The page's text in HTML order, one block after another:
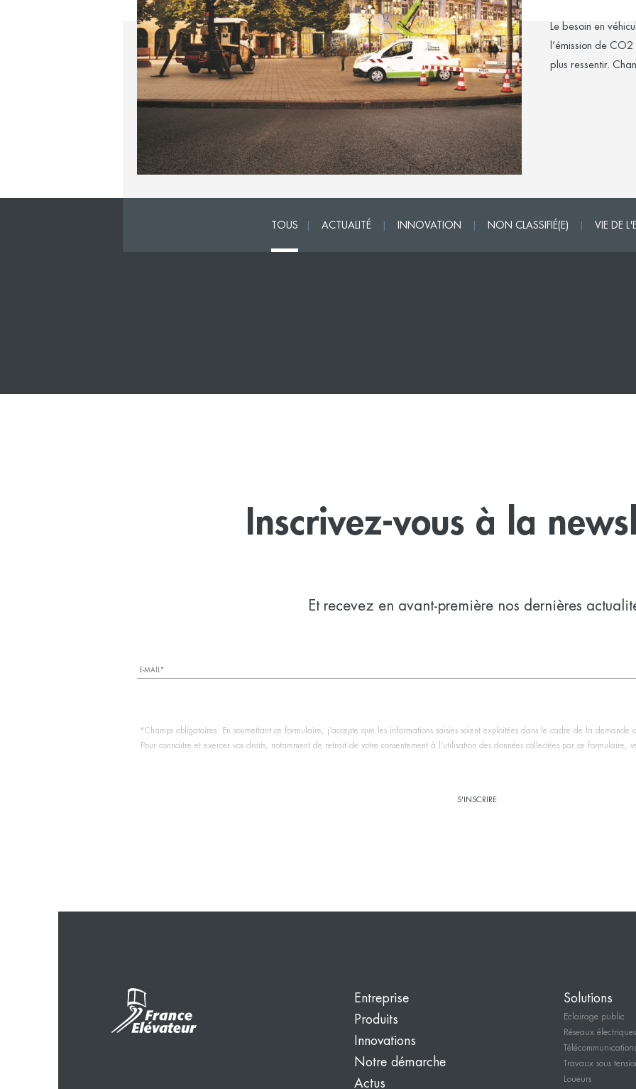
Le besoin en
l’émission de
plus ressentir.
TOUS ACTUALITÉ INNOVATION NON CLASSIFIÉ(E) VIE DE
Inscrivez-vous à la
Et recevez en avant-première nos dernières
*Champs obligatoires. En soumettant ce formulaire, j’accepte que les informations saisies soient exploitées dans le cadre de la
Pour connaitre et exercer vos droits, notamment de retrait de votre consentement à l’utilisation des données collectées par ce formulaire,
Entreprise
Produits
Innovations
Notre démarche
Actus
Solutions
Eclairage public
Réseaux électriques
Télécommunications
Travaux sous
Loueurs